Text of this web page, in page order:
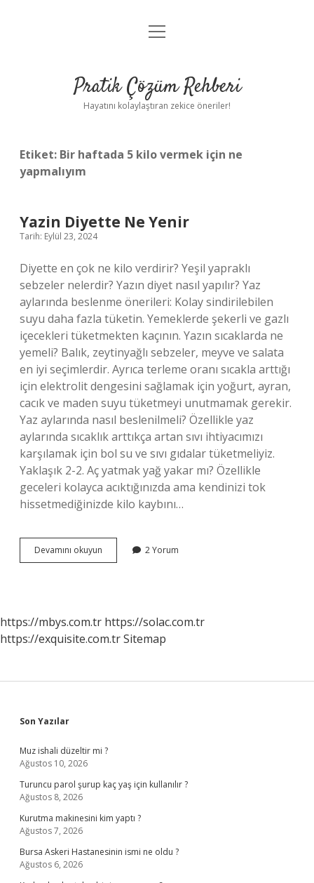
Anasayfa
Yasal Uyarı
menüyü
Pratik Çözüm Rehberi
Hayatını kolaylaştıran zekice öneriler!
Etiket: Bir haftada 5 kilo vermek için ne
yapmalıyım
Yazin Diyette Ne Yenir
Tarih: Eylül 23, 2024
Diyette en çok ne kilo verdirir? Yeşil yapraklı
sebzeler nelerdir? Yazın diyet nasıl yapılır? Yaz
aylarında beslenme önerileri: Kolay sindirilebilen
suyu daha fazla tüketin. Yemeklerde şekerli ve gazlı
içecekleri tüketmekten kaçının. Yazın sıcaklarda ne
yemeli? Balık, zeytinyağlı sebzeler, meyve ve salata
en iyi seçimlerdir. Ayrıca terleme oranı sıcakla arttığı
için elektrolit dengesini sağlamak için yoğurt, ayran,
cacık ve maden suyu tüketmeyi unutmamak gerekir.
Yaz aylarında nasıl beslenilmeli? Özellikle yaz
aylarında sıcaklık arttıkça artan sıvı ihtiyacımızı
karşılamak için bol su ve sıvı gıdalar tüketmeliyiz.
Yaklaşık 2-2. Aç yatmak yağ yakar mı? Özellikle
geceleri kolayca acıktığınızda ama kendinizi tok
hissetmediğinizde kilo kaybını…
Devamını okuyun
Diyette
2 Yorum
https://mbys.com.tr https://solac.com.tr
https://exquisite.com.trSitemap
Sidebar
Son Yazılar
Muz ishali düzeltir mi ?
Ağustos 10, 2026
Turuncu parol şurup kaç yaş için kullanılır ?
Ağustos 8, 2026
Kurutma makinesini kim yaptı ?
Ağustos 7, 2026
Bursa Askeri Hastanesinin ismi ne oldu ?
Ağustos 6, 2026